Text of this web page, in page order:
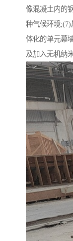
像混凝土内的
种气候环境
体化的单元幕
及加入无机纳